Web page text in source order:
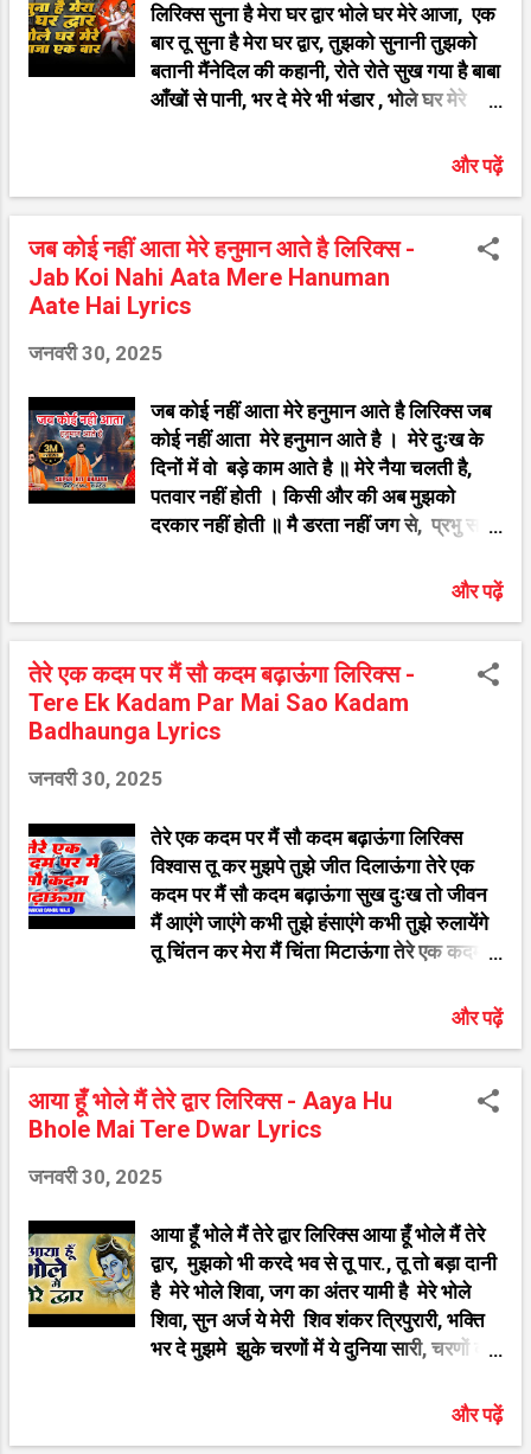
लिरिक्स सुना है मेरा घर द्वार भोले घर मेरे आजा, एक
बार तू सुना है मेरा घर द्वार, तुझको सुनानी तुझको
बतानी मैंनेदिल की कहानी, रोते रोते सुख गया है बाबा
आँखों से पानी, भर दे मेरे भी भंडार , भोले घर मेरे
आजा तुझको भजु मैं शाम सवेरे बनके तेरा दीवाना,
जाए मुझको भी करार, भोले घर मेरे आजाएक बार तू,
सुना है मेरा घर द्वार भोले घर मेरे आजा राह में पलके
मैंने बिछाई भोले बाबा तेरी, आ भी जा तू दूर ये कर दे
रात अँधेरी, किस्मत को मेरी दे सवार भोले घर मेरे
आजा तू जो ना आया हे शिव शंकर मैं ना जिन्दा रहूँगा,
को ही ले तू निहार, मुझको मुक्ति का दे दे संसार तू,
सुना है मेरा घर द्वार भोले घर मेरे आजा Shiv ji Ke
Bhakti Bhajan Song Song :- Suna
Hai Mera Ghar Dwar Bhole Ghar Mere
Aaja Ek Bar Singer:- Ram Kuma...
और पढ़ें
जब कोई नहीं आता मेरे हनुमान आते है लिरिक्स -
Jab Koi Nahi Aata Mere Hanuman
Aate Hai Lyrics
जनवरी 30, 2025
जब कोई नहीं आता मेरे हनुमान आते है लिरिक्स जब
कोई नहीं आता मेरे हनुमान आते है । मेरे दुःख के
दिनों में वो बड़े काम आते है ॥ मेरे नैया चलती है,
पतवार नहीं होती । किसी और की अब मुझको
दरकार नहीं होती ॥ मै डरता नहीं जग से, प्रभु साथ
कोई भक्ति करे उनकी, वो उनका हो जाए ॥ कोई
सब कुछ पहचान जाते है । मेरे दुःख के दिनों में वो
बड़े काम आते है ॥ ये इतने बड़े होकर, दीनो से प्यार
करे । अपने भक्तो के दुःख को वो पल में दूर करे ॥
सब भक्तो का कहना बाबा मान जाते है । मेरे दुःख
Ke Bhakti Bhajan Song Song :- Jab
Hai Singer:- Lyrics :- ऐसे ही सुन्दर भजन
आप निचे दी गयी सूचि में देख सखते है गणेश जी के
भजन विट्ठलाचे अभंग मराठी राधा कृष्ण के भजन
कृष्णाच्या गवळणी मराठी शिव जी के भजन गुरुदेव
क...
और पढ़ें
तेरे एक कदम पर मैं सौ कदम बढ़ाऊंगा लिरिक्स -
Tere Ek Kadam Par Mai Sao Kadam
Badhaunga Lyrics
जनवरी 30, 2025
तेरे एक कदम पर मैं सौ कदम बढ़ाऊंगा लिरिक्स
विश्वास तू कर मुझपे तुझे जीत दिलाऊंगा तेरे एक
कदम पर मैं सौ कदम बढ़ाऊंगा सुख दुःख तो जीवन
मैं आएंगे जाएंगे कभी तुझे हंसाएंगे कभी तुझे रुलायेंगे
तू चिंतन कर मेरा मैं चिंता मिटाऊंगा तेरे एक कदम
तू ना डरना बस नेक नियत से तू हर एक करम करना
तू प्रेम बढ़ा मुझसे मैं प्रेम लुटाऊंगा तेरे एक कदम पर
मैं सौ कदम बढ़ाऊंगा तू सौंप दे सब मुझको इतना सा
कहना मान मेरी राह पे चलता चल हो जायेगा कल्याण
भजनो से कर मोहित अनमोल बनाऊंगा तेरे एक
कदम पर मैं सौ कदम बढ़ाऊंगा Shiv ji Ke
Bhakti Bhajan Song Song :- Tere Ek
Badhaunga Singer:- Babli Sharma
(Bhatinda) Lyrics :- Alok Gupta
"Mohit" ऐसे ही सुन्दर भजन आप निचे दी गयी
सूचि में देख सखते है गणेश जी के भजन विट्ठलाचे
अभंग मराठी राधा कृष्ण के भजन कृष्णाच्या गवळणी
के भजन दादाजी धुनिवाले के भजन साईं बाबा के
और पढ़ें
आया हूँ भोले मैं तेरे द्वार लिरिक्स - Aaya Hu
Bhole Mai Tere Dwar Lyrics
जनवरी 30, 2025
आया हूँ भोले मैं तेरे द्वार लिरिक्स आया हूँ भोले मैं तेरे
द्वार, मुझको भी करदे भव से तू पार., तू तो बड़ा दानी
है मेरे भोले शिवा, जग का अंतर यामी है मेरे भोले
शिवा, सुन अर्ज ये मेरी शिव शंकर त्रिपुरारी, भक्ति
भर दे मुझमे झुके चरणों में ये दुनिया सारी, चरणों की
अंतरयामी है मेरे भोले शिवा, प्राणो का पपीहा बसऔर पढ़ें